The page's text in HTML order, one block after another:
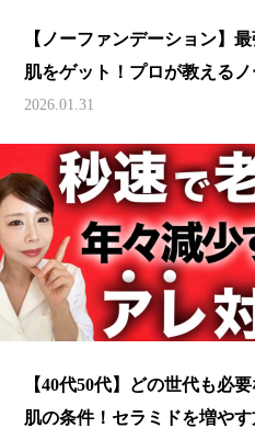
【ノーファンデーション】
肌をゲット！プロが教える
ァンデメイクの極意【ナチ
2026.01.31
【40代50代】どの世代も必
肌の条件！セラミドを増や